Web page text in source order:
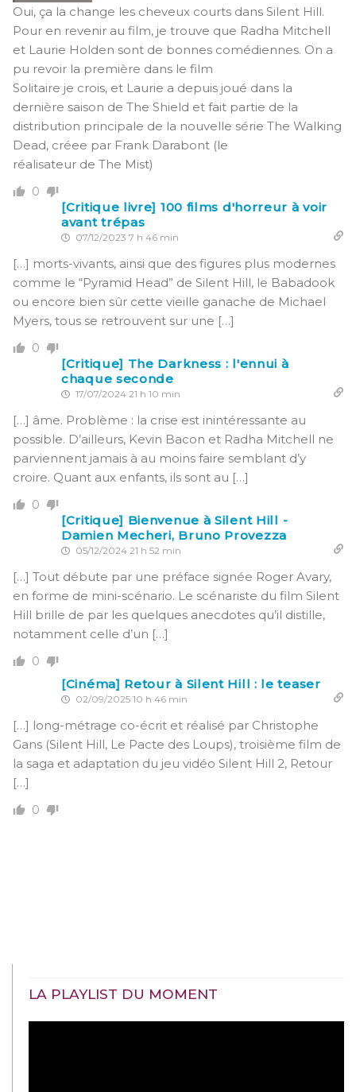
Oui, ça la change les cheveux courts dans Silent Hill.
Pour en revenir au film, je trouve que Radha Mitchell
et Laurie Holden sont de bonnes comédiennes. On a
pu revoir la première dans le film
Solitaire je crois, et Laurie a depuis joué dans la
dernière saison de The Shield et fait partie de la
distribution principale de la nouvelle série The Walking
Dead, créee par Frank Darabont (le
réalisateur de The Mist)
0
[Critique livre] 100 films d'horreur à voir
avant trépas
07/12/2023 7 h 46 min
[…] morts-vivants, ainsi que des figures plus modernes
comme le “Pyramid Head” de Silent Hill, le Babadook
ou encore bien sûr cette vieille ganache de Michael
Myers, tous se retrouvent sur une […]
0
[Critique] The Darkness : l'ennui à
chaque seconde
17/07/2024 21 h 10 min
[…] âme. Problème : la crise est inintéressante au
possible. D’ailleurs, Kevin Bacon et Radha Mitchell ne
parviennent jamais à au moins faire semblant d’y
croire. Quant aux enfants, ils sont au […]
0
[Critique] Bienvenue à Silent Hill -
Damien Mecheri, Bruno Provezza
05/12/2024 21 h 52 min
[…] Tout débute par une préface signée Roger Avary,
en forme de mini-scénario. Le scénariste du film Silent
Hill brille de par les quelques anecdotes qu’il distille,
notamment celle d’un […]
0
[Cinéma] Retour à Silent Hill : le teaser
02/09/2025 10 h 46 min
[…] long-métrage co-écrit et réalisé par Christophe
Gans (Silent Hill, Le Pacte des Loups), troisième film de
la saga et adaptation du jeu vidéo Silent Hill 2, Retour
[…]
0
LA PLAYLIST DU MOMENT